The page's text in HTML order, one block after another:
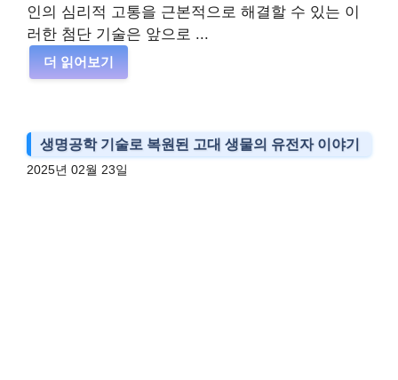
인의 심리적 고통을 근본적으로 해결할 수 있는 이
러한 첨단 기술은 앞으로 ...
더 읽어보기
생명공학 기술로 복원된 고대 생물의 유전자 이야기
2025년 02월 23일